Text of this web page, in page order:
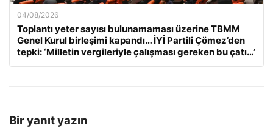
04/08/2026
Toplantı yeter sayısı bulunamaması üzerine TBMM
Genel Kurul birleşimi kapandı… İYİ Partili Çömez’den
tepki: ‘Milletin vergileriyle çalışması gereken bu çatı…’
Bir yanıt yazın